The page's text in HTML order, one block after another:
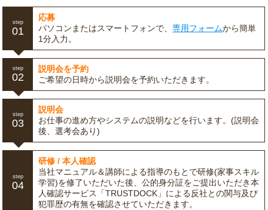
step
01
応募
パソコンまたはスマートフォンで、専用フォームから簡単
1分入力。
step
02
説明会を予約
ご希望の日時から説明会を予約いただきます。
step
03
説明会
お仕事の進め方やシステムの説明などを行います。(説明会
後、選考会あり)
step
04
研修 / 本人確認
当社マニュアル＆講師による指導のもとで研修(家事スキル
学習)を修了いただいた後、公的身分証をご提出いただき本
人確認サービス「TRUSTDOCK」による反社との関与及び
犯罪歴の有無を確認させていただきます。